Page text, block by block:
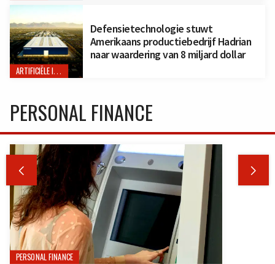
ARTIFICIËLE INTELLIGENTIE
Defensietechnologie stuwt
Amerikaans productiebedrijf Hadrian
naar waardering van 8 miljard dollar
PERSONAL FINANCE
 
PERSONAL FINANCE